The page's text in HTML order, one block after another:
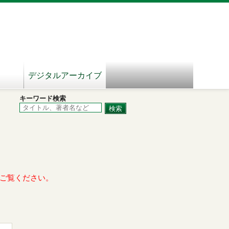
デジタルアーカイブ
キーワード検索
覧ください。